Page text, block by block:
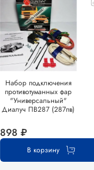
Набор подключения
противотуманных фар
"Универсальный"
Диалуч ПВ287 (287пв)
898 ₽
В корзину